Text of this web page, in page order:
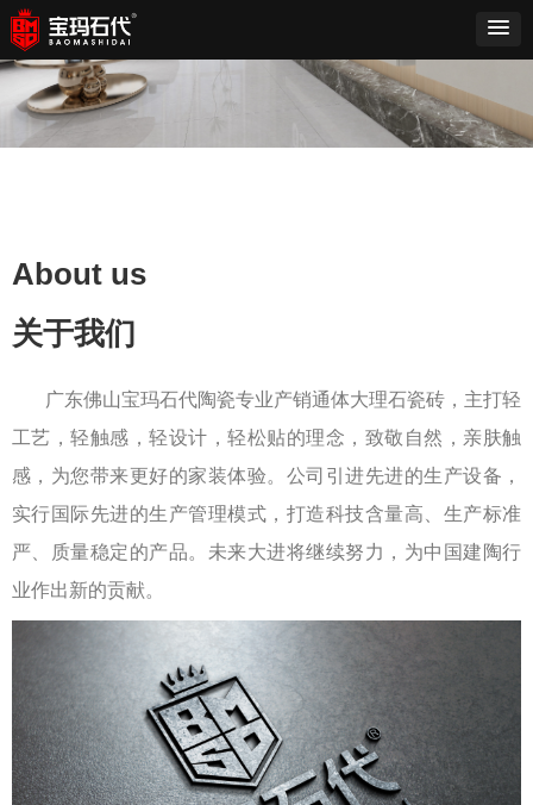
About us
关于我们
广东佛山宝玛石代陶瓷专业产销通体大理石瓷砖，主打轻
工艺，轻触感，轻设计，轻松贴的理念，致敬自然，亲肤触
感，为您带来更好的家装体验。公司引进先进的生产设备，
实行国际先进的生产管理模式，打造科技含量高、生产标准
严、质量稳定的产品。未来大进将继续努力，为中国建陶行
业作出新的贡献。